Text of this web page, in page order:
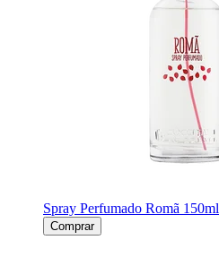
Spray Perfumado Romã 150ml
Comprar